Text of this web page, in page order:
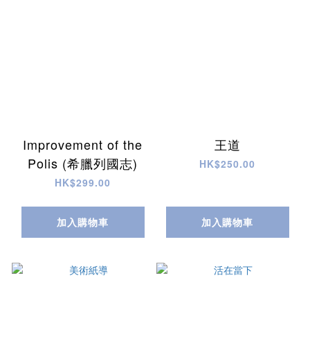
Improvement of the
Polis (希臘列國志)
HK$299.00
加入購物車
王道
HK$250.00
加入購物車